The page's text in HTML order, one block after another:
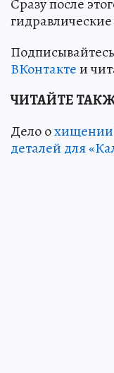
Сразу после
ВКонтактеи
ЧИТАЙТЕ
Дело охищении
деталей для